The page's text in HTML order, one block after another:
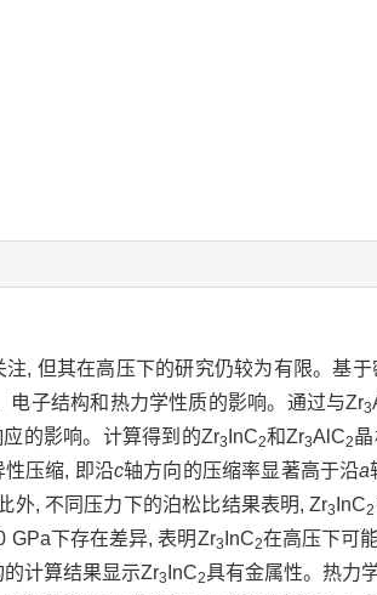
, 但其在高压下的研究仍较为有限。基
电子结构和热力学性质的影响。通过与Zr3
的影响。计算得到的Zr3 InC2和Zr3AlC2
压缩, 即沿c轴方向的压缩率显著高于沿a
外, 不同压力下的泊松比结果表明, Zr3 InC2
GPa下存在差异, 表明Zr3 InC2在高压下可
计算结果显示Zr3 InC2具有金属性。热力